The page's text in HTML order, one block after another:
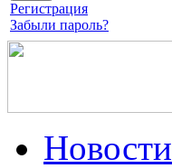
Регистрация
Забыли пароль?
Новости